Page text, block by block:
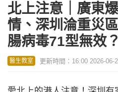
北上注意｜廣東
情、深圳淪重災
腸病毒71型無效？
醫生教室 更新時間：16:00 2026-06-